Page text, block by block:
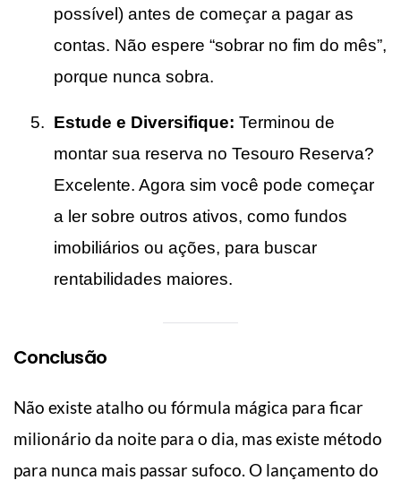
possível) antes de começar a pagar as
contas. Não espere “sobrar no fim do mês”,
porque nunca sobra.
Estude e Diversifique: Terminou de
montar sua reserva no Tesouro Reserva?
Excelente. Agora sim você pode começar
a ler sobre outros ativos, como fundos
imobiliários ou ações, para buscar
rentabilidades maiores.
Conclusão
Não existe atalho ou fórmula mágica para ficar
milionário da noite para o dia, mas existe método
para nunca mais passar sufoco. O lançamento do